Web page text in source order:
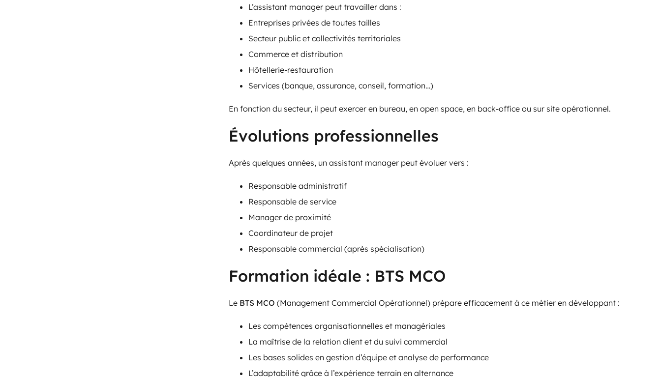
L’assistant manager peut travailler dans :
Entreprises privées de toutes tailles
Secteur public et collectivités territoriales
Commerce et distribution
Hôtellerie-restauration
Services (banque, assurance, conseil, formation…)
En fonction du secteur, il peut exercer en bureau, en open space, en back-office ou sur site opérationnel.
Évolutions professionnelles
Après quelques années, un assistant manager peut évoluer vers :
Responsable administratif
Responsable de service
Manager de proximité
Coordinateur de projet
Responsable commercial (après spécialisation)
Formation idéale : BTS MCO
Le BTS MCO (Management Commercial Opérationnel) prépare efficacement à ce métier en développant :
Les compétences organisationnelles et managériales
La maîtrise de la relation client et du suivi commercial
Les bases solides en gestion d’équipe et analyse de performance
L’adaptabilité grâce à l’expérience terrain en alternance